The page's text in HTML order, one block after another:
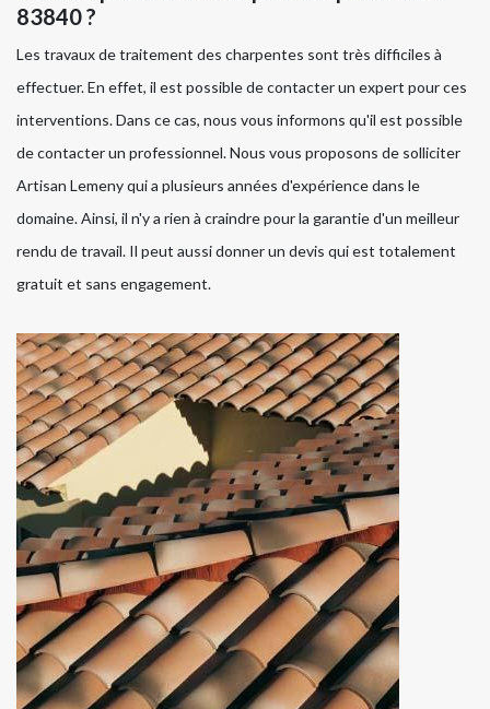
83840 ?
Les travaux de traitement des charpentes sont très difficiles à
effectuer. En effet, il est possible de contacter un expert pour ces
interventions. Dans ce cas, nous vous informons qu'il est possible
de contacter un professionnel. Nous vous proposons de solliciter
Artisan Lemeny qui a plusieurs années d'expérience dans le
domaine. Ainsi, il n'y a rien à craindre pour la garantie d'un meilleur
rendu de travail. Il peut aussi donner un devis qui est totalement
gratuit et sans engagement.